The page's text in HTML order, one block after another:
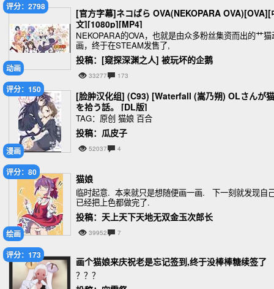
动画
评分：2798
[官方字幕]ネコぱら OVA(NEKOPARA OVA)[OVA][
文][1080p][MP4]
NEKOPARA的OVA，也就是由众多粉丝集资而出的艹猫
画，终于在STEAM发售了,
投稿：[窥探深渊之人] 被玩坏的企鹅
33277 173
漫画
评分：150
[脸肿汉化组] (C93) [Waterfall (嵩乃朔) OLさんが猫
を拾う話。 [DL版]
TAG：原创 猫娘 百合
投稿：瓜皮子
52037 4
绘画
评分：80
猫娘
临时起意. 本来就只是想随便画一画. 下一刻就发现自
已经把上色都做完了.
投稿：天上天下天地无双金玉次郎长
39952 7
评分：173
画个猫娘来庆祝老是忘记签到,终于没棒棒糖续签了
？？？